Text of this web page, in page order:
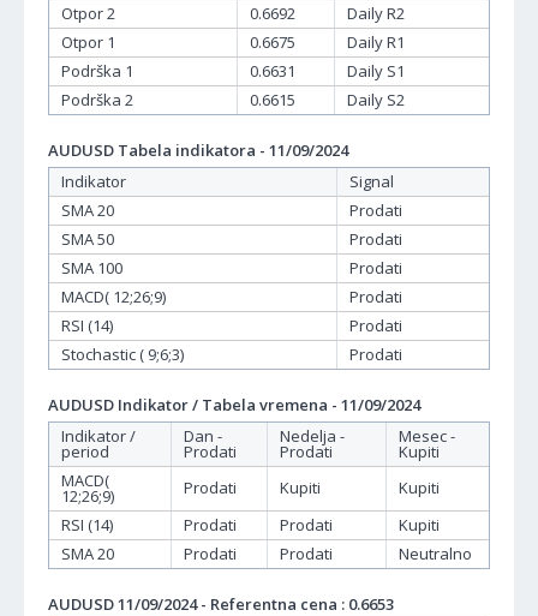
Otpor 2
0.6692
Daily R2
Otpor 1
0.6675
Daily R1
Podrška 1
0.6631
Daily S1
Podrška 2
0.6615 Daily S2
AUDUSD Tabela indikatora - 11/09/2024
Indikator
Signal
SMA 20
Prodati
SMA 50
Prodati
SMA 100
Prodati
MACD( 12;26;9)
Prodati
RSI (14)
Prodati
Stochastic ( 9;6;3)
Prodati
AUDUSD Indikator / Tabela vremena - 11/09/2024
Indikator /
period
Dan -
Prodati
Nedelja -
Prodati
Mesec -
Kupiti
MACD(
12;26;9) Prodati Kupiti
Kupiti
RSI (14)
Prodati Prodati
Kupiti
SMA 20
Prodati Prodati Neutralno
AUDUSD 11/09/2024 - Referentna cena : 0.6653